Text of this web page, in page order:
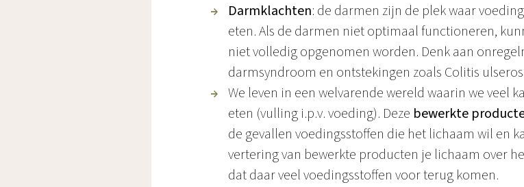
Darmklachten: de darmen zijn de plek waar
eten. Als de darmen niet optimaal functioneren,
niet volledig opgenomen worden. Denk aan
darmsyndroom en ontstekingen zoals Colitis
We leven in een welvarende wereld waarin we veel
eten (vulling i.p.v. voeding). Deze bewerkte
de gevallen voedingsstoffen die het lichaam wil en
vertering van bewerkte producten je lichaam over
dat daar veel voedingsstoffen voor terug komen.